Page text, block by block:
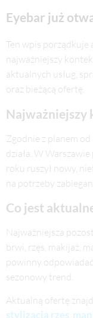
Eyebar już
Ten wpis porządkuje
najważniejszy
aktualnych usług,
oraz bieżącą ofertę.
Najważniejszy
Zgodnie z planem od
działa. W
roku ruszył nowy,
na potrzeby
Co jest
Najważniejsza
brwi, rzęs, makijaż,
powinny
sezonowy trend.
Aktualną ofertę
stylizacja rzęs